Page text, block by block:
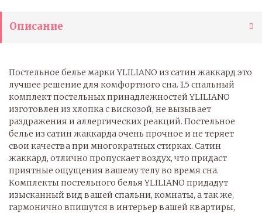
Описание
Постельное белье марки YLILIANO из сатин жаккард это
лучшее решение для комфортного сна. 1.5 спальный
комплект постельных принадлежностей YLILIANO
изготовлен из хлопка с вискозой, не вызывает
раздражения и аллергических реакций. Постельное
белье из сатин жаккарда очень прочное и не теряет
свои качества при многократных стирках. Сатин
жаккард, отлично пропускает воздух, что придаст
приятные ощущения вашему телу во время сна.
Комплекты постельного белья YLILIANO придадут
изысканный вид вашей спальни, комнаты, а так же,
гармонично впишутся в интерьер вашей квартиры,